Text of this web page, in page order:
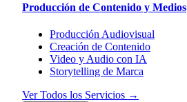
Producción de Contenido y Medios
Producción Audiovisual
Creación de Contenido
Video y Audio con IA
Storytelling de Marca
Ver Todos los Servicios →